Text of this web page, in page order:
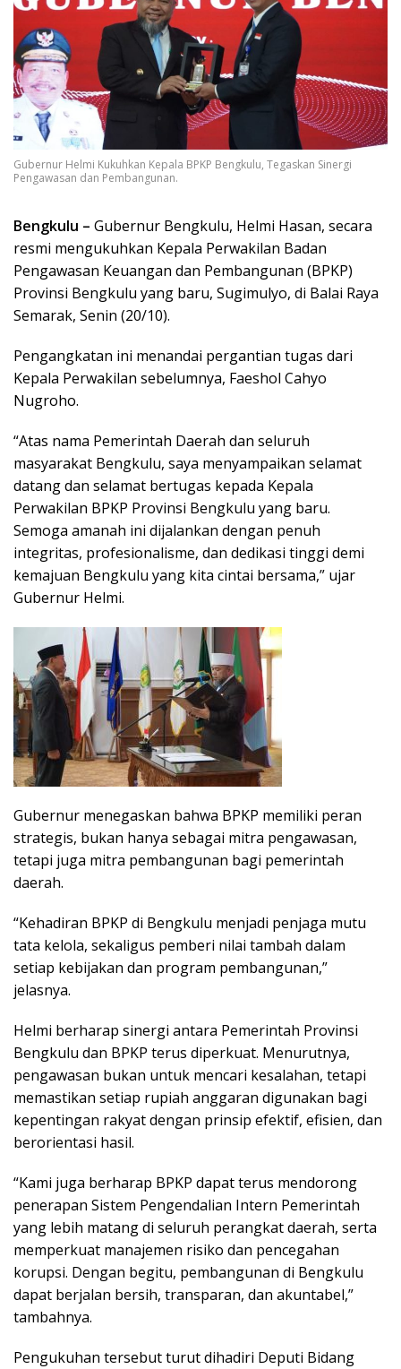
Gubernur Helmi Kukuhkan Kepala BPKP Bengkulu, Tegaskan Sinergi
Pengawasan dan Pembangunan.
Bengkulu – Gubernur Bengkulu, Helmi Hasan, secara
resmi mengukuhkan Kepala Perwakilan Badan
Pengawasan Keuangan dan Pembangunan (BPKP)
Provinsi Bengkulu yang baru, Sugimulyo, di Balai Raya
Semarak, Senin (20/10).
Pengangkatan ini menandai pergantian tugas dari
Kepala Perwakilan sebelumnya, Faeshol Cahyo
Nugroho.
“Atas nama Pemerintah Daerah dan seluruh
masyarakat Bengkulu, saya menyampaikan selamat
datang dan selamat bertugas kepada Kepala
Perwakilan BPKP Provinsi Bengkulu yang baru.
Semoga amanah ini dijalankan dengan penuh
integritas, profesionalisme, dan dedikasi tinggi demi
kemajuan Bengkulu yang kita cintai bersama,” ujar
Gubernur Helmi.
Gubernur menegaskan bahwa BPKP memiliki peran
strategis, bukan hanya sebagai mitra pengawasan,
tetapi juga mitra pembangunan bagi pemerintah
daerah.
“Kehadiran BPKP di Bengkulu menjadi penjaga mutu
tata kelola, sekaligus pemberi nilai tambah dalam
setiap kebijakan dan program pembangunan,”
jelasnya.
Helmi berharap sinergi antara Pemerintah Provinsi
Bengkulu dan BPKP terus diperkuat. Menurutnya,
pengawasan bukan untuk mencari kesalahan, tetapi
memastikan setiap rupiah anggaran digunakan bagi
kepentingan rakyat dengan prinsip efektif, efisien, dan
berorientasi hasil.
“Kami juga berharap BPKP dapat terus mendorong
penerapan Sistem Pengendalian Intern Pemerintah
yang lebih matang di seluruh perangkat daerah, serta
memperkuat manajemen risiko dan pencegahan
korupsi. Dengan begitu, pembangunan di Bengkulu
dapat berjalan bersih, transparan, dan akuntabel,”
tambahnya.
Pengukuhan tersebut turut dihadiri Deputi Bidang